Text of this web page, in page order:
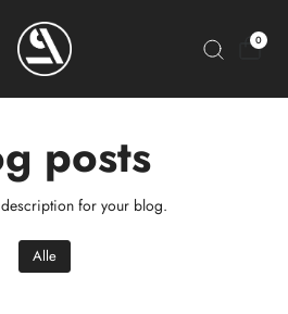
0
posts
for your blog.
Alle